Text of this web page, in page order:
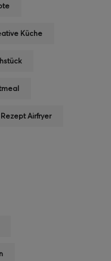
Küche
Rezept Airfryer